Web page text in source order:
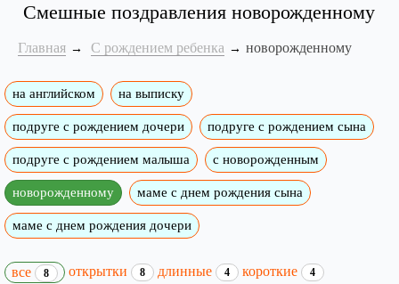
Смешные поздравления новорожденному
Главная С рождением ребенка новорожденному
на английском на выписку
подруге с рождением дочери подруге с рождением сына
подруге с рождением малыша с новорожденным
новорожденному маме с днем рождения сына
маме с днем рождения дочери
все 8 открытки 8 длинные 4 короткие 4